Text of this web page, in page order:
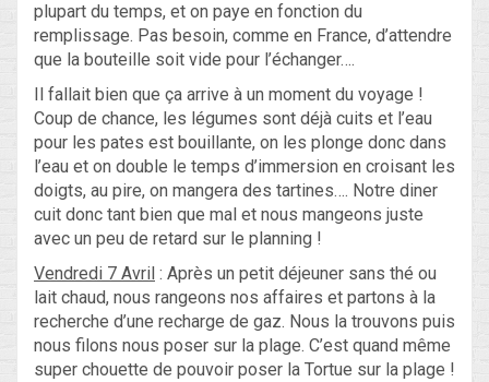
plupart du temps, et on paye en fonction du
remplissage. Pas besoin, comme en France, d’attendre
que la bouteille soit vide pour l’échanger….
Il fallait bien que ça arrive à un moment du voyage !
Coup de chance, les légumes sont déjà cuits et l’eau
pour les pates est bouillante, on les plonge donc dans
l’eau et on double le temps d’immersion en croisant les
doigts, au pire, on mangera des tartines…. Notre diner
cuit donc tant bien que mal et nous mangeons juste
avec un peu de retard sur le planning !
Vendredi 7 Avril : Après un petit déjeuner sans thé ou
lait chaud, nous rangeons nos affaires et partons à la
recherche d’une recharge de gaz. Nous la trouvons puis
nous filons nous poser sur la plage. C’est quand même
super chouette de pouvoir poser la Tortue sur la plage !